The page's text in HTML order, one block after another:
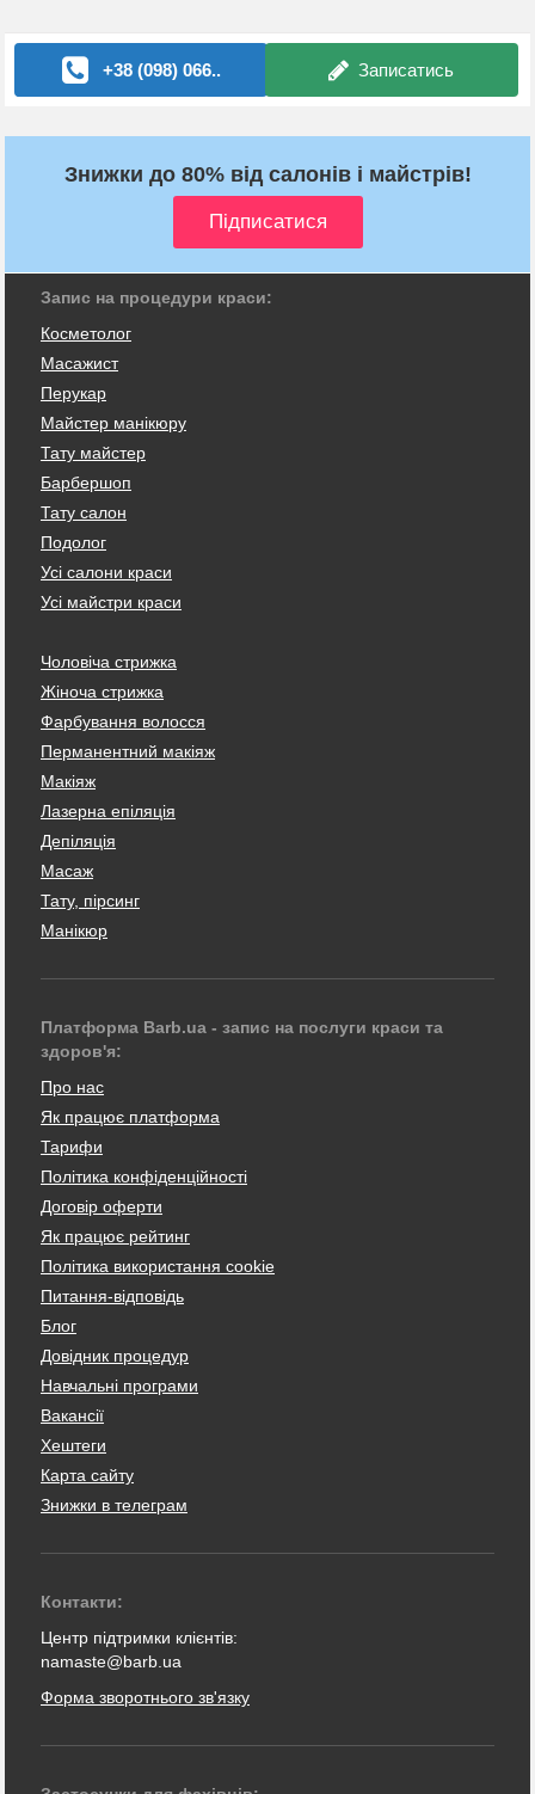
+38 (098) 066.. Записатись
Знижки до 80% від салонів і майстрів!
Запис на процедури краси:
Косметолог
Масажист
Перукар
Майстер манікюру
Тату майстер
Барбершоп
Тату салон
Подолог
Усі салони краси
Усі майстри краси
Чоловіча стрижка
Жіноча стрижка
Фарбування волосся
Перманентний макіяж
Макіяж
Лазерна епіляція
Депіляція
Масаж
Тату, пірсинг
Манікюр
Платформа Barb.ua - запис на послуги краси та
здоров'я:
Про нас
Як працює платформа
Тарифи
Політика конфіденційності
Договір оферти
Як працює рейтинг
Політика використання cookie
Питання-відповідь
Блог
Довідник процедур
Навчальні програми
Вакансії
Хештеги
Карта сайту
Знижки в телеграм
Контакти:
Центр підтримки клієнтів:
namaste@barb.ua
Форма зворотнього зв'язку